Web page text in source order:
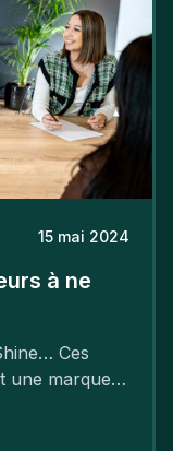
15 mai 2024
à ne
Ces
une marque
pâlir leurs